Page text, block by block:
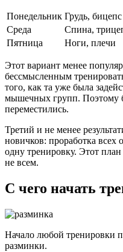
Понедельник Грудь, бицепс
Среда
Спина,
Пятница
Ноги, плечи
Этот вариант менее
бессмысленным
того, как та уже была
мышечных групп. Поэтому
переместились.
Третий и не менее
новичков: проработка
одну тренировку. Этот
не всем.
С чего начать
Начало любой тренировки
разминки.